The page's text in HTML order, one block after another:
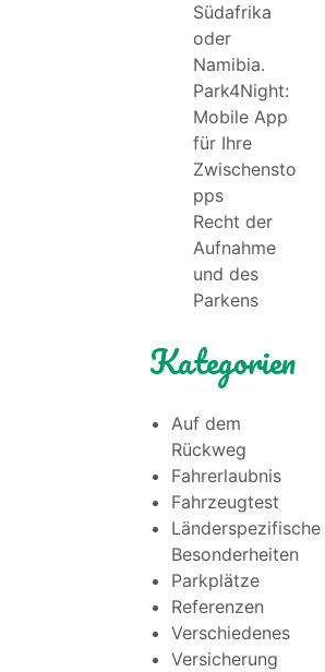
Südafrika
oder
Namibia.
Park4Night:
Mobile App
für Ihre
Zwischensto
pps
Recht der
Aufnahme
und des
Parkens
Kategorien
Auf dem
Rückweg
Fahrerlaubnis
Fahrzeugtest
Länderspezifische
Besonderheiten
Parkplätze
Referenzen
Verschiedenes
Versicherung